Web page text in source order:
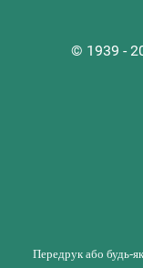
© 1939 -
Передрук або будь-